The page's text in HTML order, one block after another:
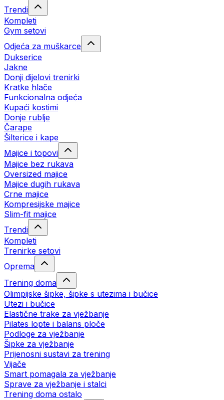
Trendi
Kompleti
Gym setovi
Odjeća za muškarce
Dukserice
Jakne
Donji dijelovi trenirki
Kratke hlače
Funkcionalna odjeća
Kupaći kostimi
Donje rublje
Čarape
Šilterice i kape
Majice i topovi
Majice bez rukava
Oversized majice
Majice dugih rukava
Crne majice
Kompresijske majice
Slim-fit majice
Trendi
Kompleti
Trenirke setovi
Oprema
Trening doma
Olimpijske šipke, šipke s utezima i bučice
Utezi i bučice
Elastične trake za vježbanje
Pilates lopte i balans ploče
Podloge za vježbanje
Šipke za vježbanje
Prijenosni sustavi za trening
Vijače
Smart pomagala za vježbanje
Sprave za vježbanje i stalci
Trening doma ostalo